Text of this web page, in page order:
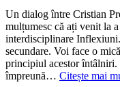
Un dialog între Cristian
mulțumesc că ați venit la
interdisciplinare
secundare. Voi face o
principiul acestor întâlniri.
împreună… Citește mai